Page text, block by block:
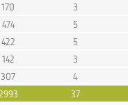
170 3
474 5
422 5
142 3
307 4
37